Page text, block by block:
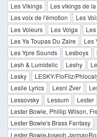
Les Vikings
Les vikings de
Les voix de l'émotion
Les
Les Voleurs
Les Volga
Les Ya Toupas Du Zaire
Les
Les Ypre Sounds
Lesboys
Lesh & Lumidelic
Leshy
Lesky
LESKY/FloFilz/
Leslie Lyrics
Lesni Zver
Lessovsky
Lessum Lester
Lester Bowie, Phillip Wilson,
Lester Bowie's Brass Fantasy
Lester BowieJoseph